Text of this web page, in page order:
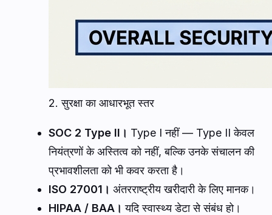
2. सुरक्षा का आधारभूत स्तर
SOC 2 Type II। Type I नहीं — Type II केवल
नियंत्रणों के अस्तित्व को नहीं, बल्कि उनके संचालन की
प्रभावशीलता को भी कवर करता है।
ISO 27001। अंतरराष्ट्रीय खरीदारी के लिए मानक।
HIPAA / BAA। यदि स्वास्थ्य डेटा से संबंध हो।